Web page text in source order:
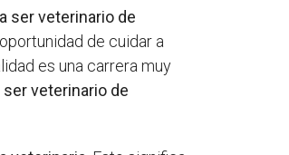
ser veterinario de
de cuidar a
es una carrera muy
veterinario de